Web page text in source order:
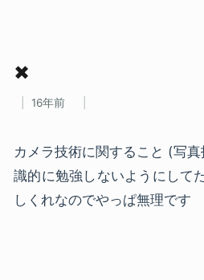
✖
16年前
カメラ技術に関すること (写
識的に勉強しないようにして
しくれなのでやっぱ無理です